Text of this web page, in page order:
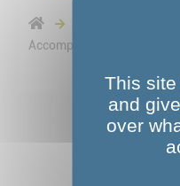
Accompagné
This
and
over